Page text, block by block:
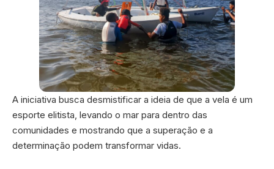
A iniciativa busca desmistificar a ideia de que a vela é um
esporte elitista, levando o mar para dentro das
comunidades e mostrando que a superação e a
determinação podem transformar vidas.